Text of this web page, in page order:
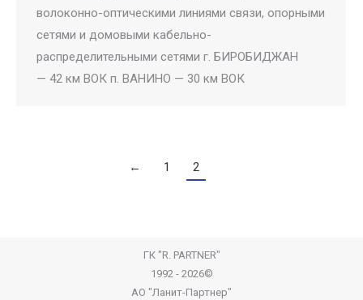
волоконно-оптическими линиями связи, опорными
сетями и домовыми кабельно-
распределительными сетями г. БИРОБИДЖАН
— 42 км ВОК п. ВАНИНО — 30 км ВОК
← 1 2
ГК "R. PARTNER"
1992 - 2026©
АО "Ланит-Партнер"